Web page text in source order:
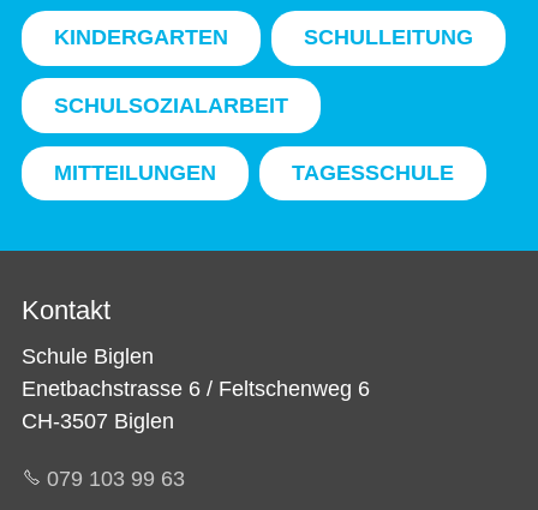
KINDERGARTEN SCHULLEITUNG
SCHULSOZIALARBEIT
MITTEILUNGEN TAGESSCHULE
Kontakt
Schule Biglen
Enetbachstrasse 6 / Feltschenweg 6
CH-3507 Biglen
079 103 99 63